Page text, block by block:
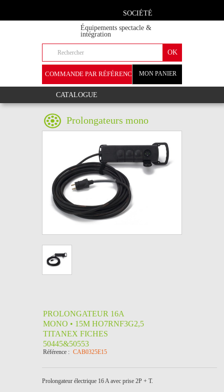
SOCIÉTÉ
Équipements spectacle &
intégration
MON PANIER
COMMANDE PAR RÉFÉRENCE
CATALOGUE
Prolongateurs mono
PROLONGATEUR 16A
MONO • 15M HO7RNF3G2,5
TITANEX FICHES
50445&50553
Référence : CAB0325E15
Prolongateur électrique 16 A avec prise 2P + T.